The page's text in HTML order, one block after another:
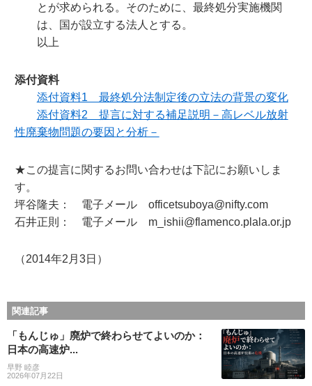
とが求められる。そのために、最終処分実施機関
は、国が設立する法人とする。
以上
添付資料
添付資料1 最終処分法制定後の立法の背景の変化
添付資料2 提言に対する補足説明－高レベル放射
性廃棄物問題の要因と分析－
★この提言に関するお問い合わせは下記にお願いしま
す。
坪谷隆夫： 電子メール officetsuboya@nifty.com
石井正則： 電子メール m_ishii@flamenco.plala.or.jp
（2014年2月3日）
関連記事
「もんじゅ」廃炉で終わらせてよいのか：
日本の高速炉...
早野 睦彦
2026年07月22日